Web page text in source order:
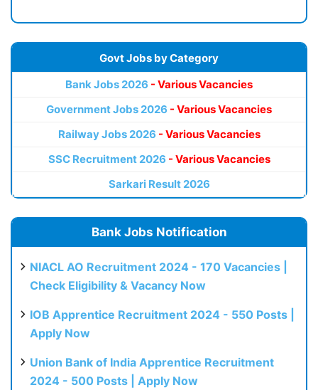
Govt Jobs by Category
Bank Jobs 2026 - Various Vacancies
Government Jobs 2026 - Various Vacancies
Railway Jobs 2026 - Various Vacancies
SSC Recruitment 2026 - Various Vacancies
Sarkari Result 2026
Bank Jobs Notification
NIACL AO Recruitment 2024 - 170 Vacancies |
Check Eligibility & Vacancy Now
IOB Apprentice Recruitment 2024 - 550 Posts |
Apply Now
Union Bank of India Apprentice Recruitment
2024 - 500 Posts | Apply Now